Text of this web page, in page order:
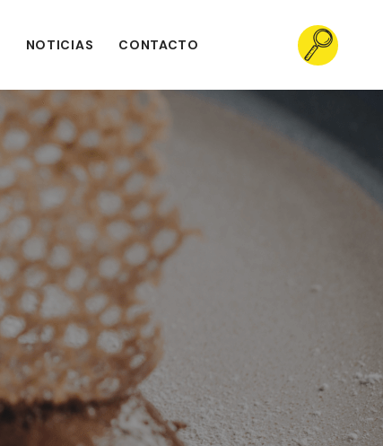
NOTICIAS CONTACTO